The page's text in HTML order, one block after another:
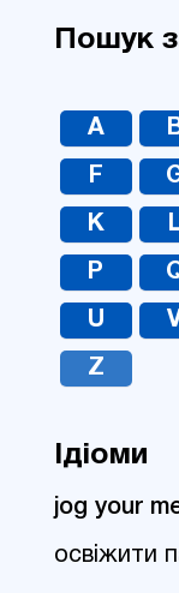
Пошук
A
F
K
P
U
Z
Ідіоми
jog your
освіжити